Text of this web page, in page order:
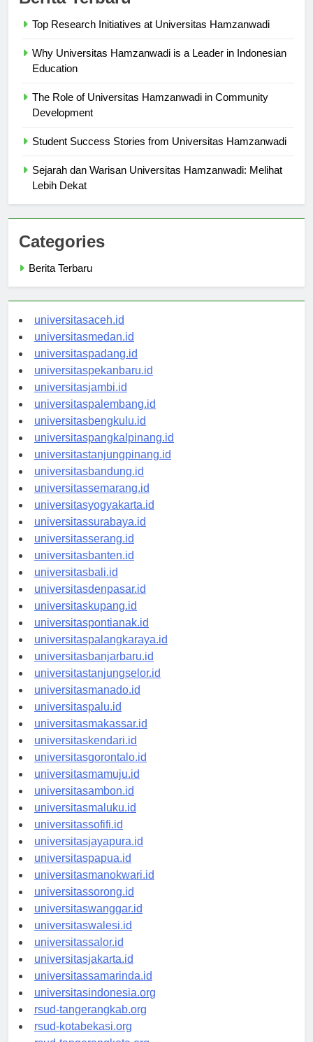
Why Universitas Hamzanwadi is a Leader in Indonesian
The Role of Universitas Hamzanwadi in Community
Sejarah dan Warisan Universitas Hamzanwadi: Melihat
Categories
universitasaceh.id
universitasmedan.id
universitaspadang.id
universitaspekanbaru.id
universitasjambi.id
universitaspalembang.id
universitasbengkulu.id
universitaspangkalpinang.id
universitastanjungpinang.id
universitasbandung.id
universitassemarang.id
universitasyogyakarta.id
universitassurabaya.id
universitasserang.id
universitasbanten.id
universitasbali.id
universitasdenpasar.id
universitaskupang.id
universitaspontianak.id
universitaspalangkaraya.id
universitasbanjarbaru.id
universitastanjungselor.id
universitasmanado.id
universitaspalu.id
universitasmakassar.id
universitaskendari.id
universitasgorontalo.id
universitasmamuju.id
universitasambon.id
universitasmaluku.id
universitassofifi.id
universitasjayapura.id
universitaspapua.id
universitasmanokwari.id
universitassorong.id
universitaswanggar.id
universitaswalesi.id
universitassalor.id
universitasjakarta.id
universitassamarinda.id
universitasindonesia.org
rsud-tangerangkab.org
rsud-kotabekasi.org